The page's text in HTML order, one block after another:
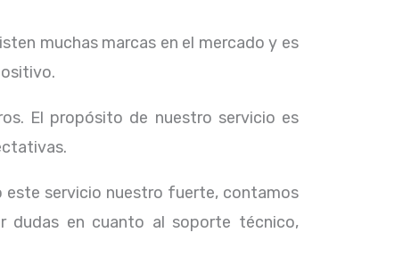
muchas marcas en el mercado y es
El propósito de nuestro servicio es
este servicio nuestro fuerte, contamos
dudas en cuanto al soporte técnico,